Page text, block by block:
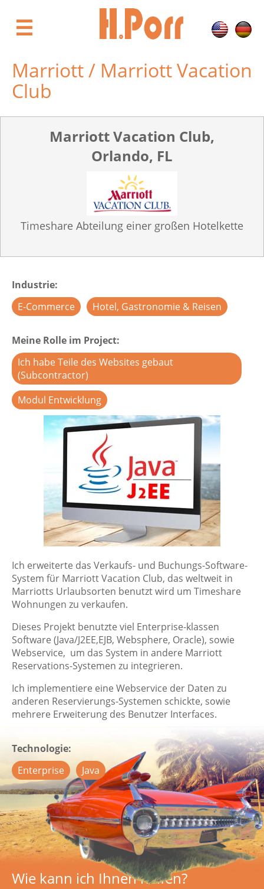
zum
Inhalt☰
Marriott / Marriott Vacation
Club
Marriott Vacation Club,
Orlando, FL
Timeshare Abteilung einer großen Hotelkette
Industrie
E-Commerce
Hotel, Gastronomie & Reisen
Meine Rolle im Project
Ich habe Teile des Websites gebaut
(Subcontractor)
Modul Entwicklung
Ich erweiterte das Verkaufs- und Buchungs-Software-
System für Marriott Vacation Club, das weltweit in
Marriotts Urlaubsorten benutzt wird um Timeshare
Wohnungen zu verkaufen.
Dieses Projekt benutzte viel Enterprise-klassen
Software (Java/J2EE,EJB, Websphere, Oracle), sowie
Webservice, um das System in andere Marriott
Reservations-Systemen zu integrieren.
Ich implementiere eine Webservice der Daten zu
anderen Reservierungs-Systemen schickte, sowie
mehrere Erweiterung des Benutzer Interfaces.
Technologie
Enterprise
Java
Wie kann ich Ihnen helfen?